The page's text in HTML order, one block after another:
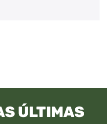
ÚLTIMAS